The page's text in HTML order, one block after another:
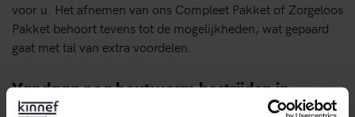
voor u. Het afnemen van ons Compleet Pakket of Zorgeloos
Pakket behoort tevens tot de mogelijkheden, wat gepaard
gaat met tal van extra voordelen.
Vandaag nog houtworm bestrijden in
Ermelo? Bel ons!